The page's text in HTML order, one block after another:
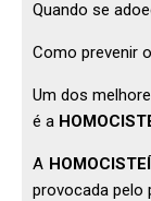
Quando se
Como prevenir
Um dos
é a
A
provocada pelo